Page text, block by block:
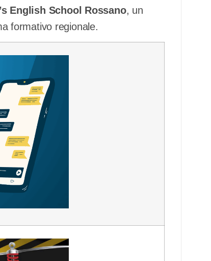
English School Rossano, un
formativo regionale.